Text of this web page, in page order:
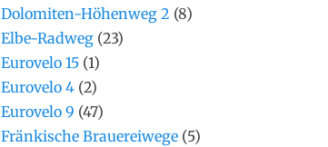
Dolomiten-Höhenweg 2 (8)
Elbe-Radweg (23)
Eurovelo 15 (1)
Eurovelo 4 (2)
Eurovelo 9 (47)
Fränkische Brauereiwege (5)